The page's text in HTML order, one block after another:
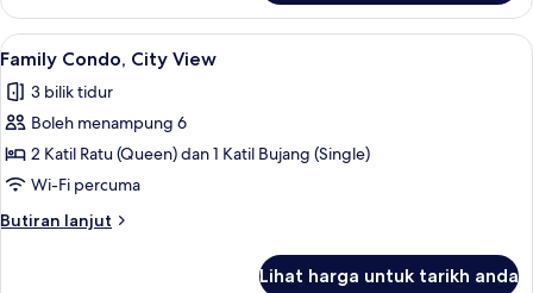
Condo,
Pool
View
Lihat
semua
foto
untuk
Family
Condo,
City
View
Family Condo, City View | Ruang
9
Family Condo, City View
3 bilik tidur
Boleh menampung 6
2 Katil Ratu (Queen) dan 1 Katil Bujang (Single)
Wi-Fi percuma
Butiran lanjut
Butiran
Lihat harga untuk tarikh anda